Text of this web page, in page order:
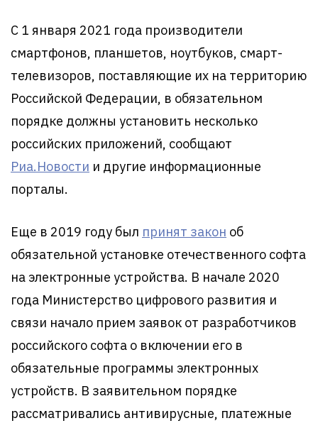
С 1 января 2021 года производители
смартфонов, планшетов, ноутбуков, смарт-
телевизоров, поставляющие их на территорию
Российской Федерации, в обязательном
порядке должны установить несколько
российских приложений, сообщают
Риа.Новости и другие информационные
порталы.
Еще в 2019 году был принят закон об
обязательной установке отечественного софта
на электронные устройства. В начале 2020
года Министерство цифрового развития и
связи начало прием заявок от разработчиков
российского софта о включении его в
обязательные программы электронных
устройств. В заявительном порядке
рассматривались антивирусные, платежные